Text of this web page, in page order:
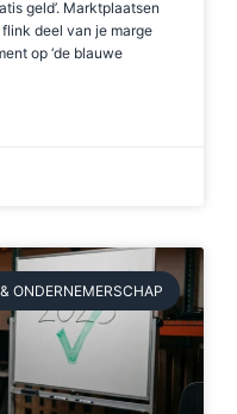
geld’. Marktplaatsen
deel van je marge
op ‘de blauwe
ONDERNEMERSCHAP